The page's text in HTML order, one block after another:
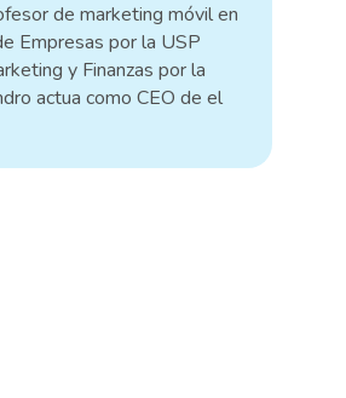
de marketing móvil en
Empresas por la USP
y Finanzas por la
actua como CEO de el